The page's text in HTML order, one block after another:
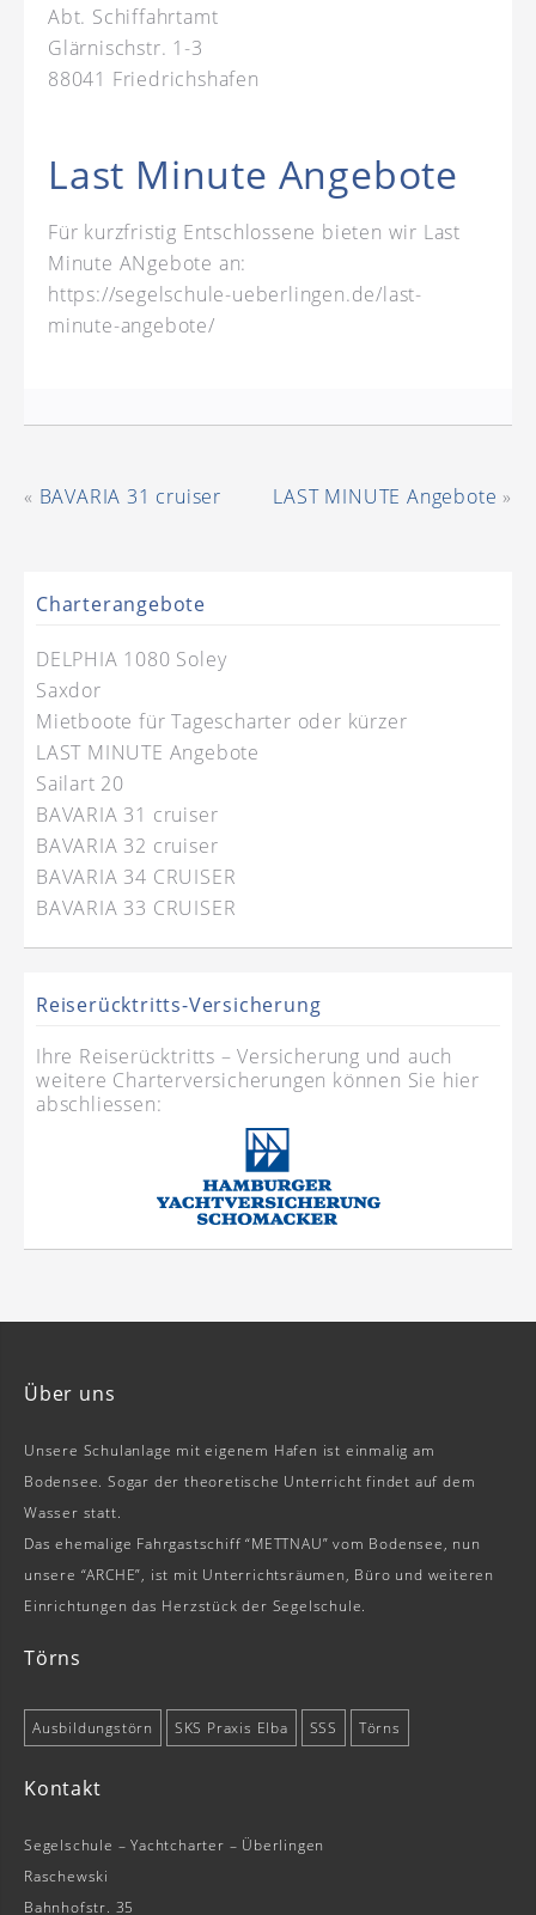
Abt. Schiffahrtamt
Glärnischstr. 1-3
88041 Friedrichshafen
Last Minute Angebote
Für kurzfristig Entschlossene bieten wir Last
Minute ANgebote an:
https://segelschule-ueberlingen.de/last-
minute-angebote/
« BAVARIA 31 cruiser LAST MINUTE Angebote »
Charterangebote
DELPHIA 1080 Soley
Saxdor
Mietboote für Tagescharter oder kürzer
LAST MINUTE Angebote
Sailart 20
BAVARIA 31 cruiser
BAVARIA 32 cruiser
BAVARIA 34 CRUISER
BAVARIA 33 CRUISER
Reiserücktritts-Versicherung
Ihre Reiserücktritts – Versicherung und auch
weitere Charterversicherungen können Sie hier
abschliessen:
Über uns
Unsere Schulanlage mit eigenem Hafen ist einmalig am
Bodensee. Sogar der theoretische Unterricht findet auf dem
Wasser statt.
Das ehemalige Fahrgastschiff “METTNAU” vom Bodensee, nun
unsere “ARCHE”, ist mit Unterrichtsräumen, Büro und weiteren
Einrichtungen das Herzstück der Segelschule.
Törns
Ausbildungstörn SKS Praxis Elba SSS Törns
Kontakt
Segelschule – Yachtcharter – Überlingen
Raschewski
Bahnhofstr. 35